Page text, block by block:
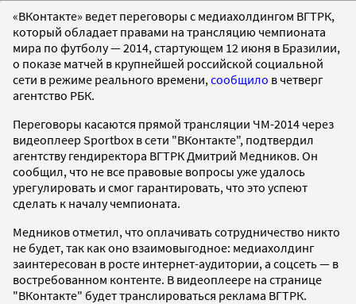
«ВКонтакте» ведет переговоры с медиахолдингом ВГТРК,
который обладает правами на трансляцию чемпионата
мира по футболу — 2014, стартующем 12 июня в Бразилии,
о показе матчей в крупнейшей российской социальной
сети в режиме реального времени, сообщило в четверг
агентство РБК.
Переговоры касаются прямой трансляции ЧМ-2014 через
видеоплеер Sportbox в сети "ВКонтакте", подтвердил
агентству гендиректора ВГТРК Дмитрий Медников. Он
сообщил, что не все правовые вопросы уже удалось
урегулировать и смог гарантировать, что это успеют
сделать к началу чемпионата.
Медников отметил, что оплачивать сотрудничество никто
не будет, так как оно взаимовыгодное: медиахолдинг
заинтересован в росте интернет-аудитории, а соцсеть — в
востребованном контенте. В видеоплеере на странице
"ВКонтакте" будет транслироваться реклама ВГТРК.